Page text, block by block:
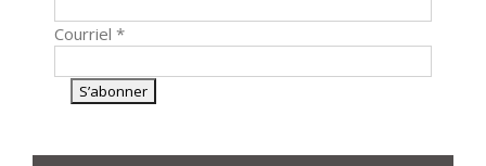
Courriel *